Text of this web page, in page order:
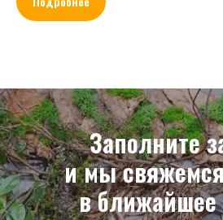
Заполните
и мы
в ближайшее